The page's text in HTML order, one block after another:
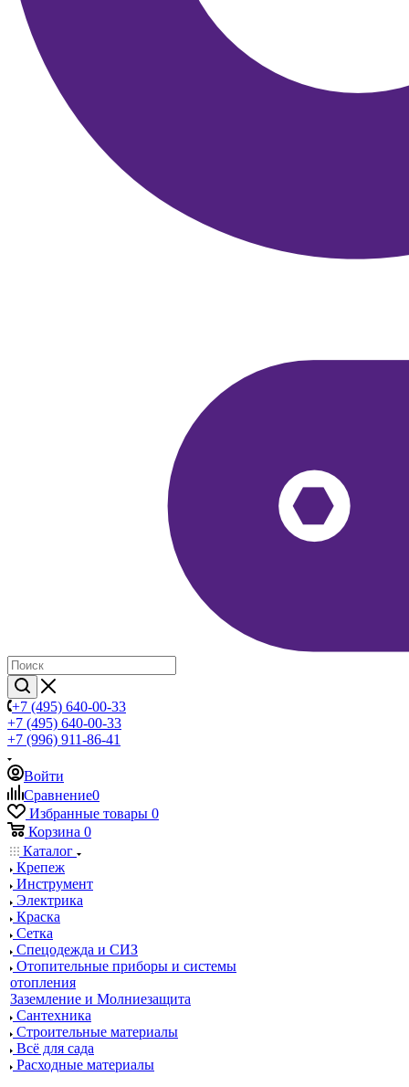
+7 (495) 640-00-33
+7 (495) 640-00-33
+7 (996) 911-86-41
Войти
Сравнение0
Избранные товары 0
Корзина 0
Каталог
Крепеж
Инструмент
Электрика
Краска
Сетка
Спецодежда и СИЗ
Отопительные приборы и системы
отопления
Заземление и Молниезащита
Сантехника
Строительные материалы
Всё для сада
Расходные материалы